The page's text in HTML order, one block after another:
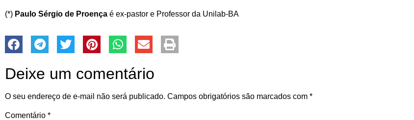
(*) Paulo Sérgio de Proença é ex-pastor e Professor da Unilab-BA
Deixe um comentário
O seu endereço de e-mail não será publicado. Campos obrigatórios são marcados com *
Comentário *